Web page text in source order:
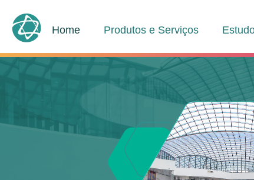
Home Produtos e Serviços